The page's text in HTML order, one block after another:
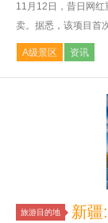
11月12日，昔日网
卖。据悉，该项目首
A级景区 资讯
旅游目的地
新疆